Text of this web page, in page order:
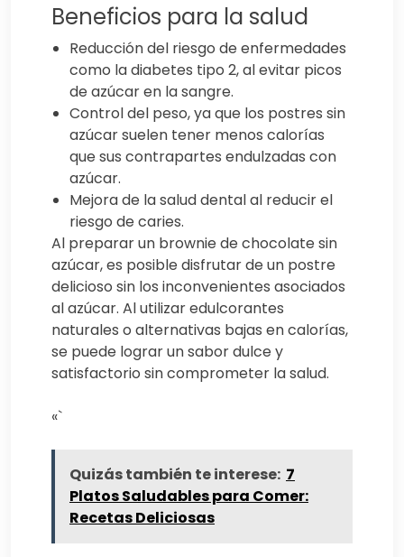
Beneficios para la salud
Reducción del riesgo de enfermedades
como la diabetes tipo 2, al evitar picos
de azúcar en la sangre.
Control del peso, ya que los postres sin
azúcar suelen tener menos calorías
que sus contrapartes endulzadas con
azúcar.
Mejora de la salud dental al reducir el
riesgo de caries.
Al preparar un brownie de chocolate sin
azúcar, es posible disfrutar de un postre
delicioso sin los inconvenientes asociados
al azúcar. Al utilizar edulcorantes
naturales o alternativas bajas en calorías,
se puede lograr un sabor dulce y
satisfactorio sin comprometer la salud.
«`
Quizás también te interese: 7
Platos Saludables para Comer:
Recetas Deliciosas